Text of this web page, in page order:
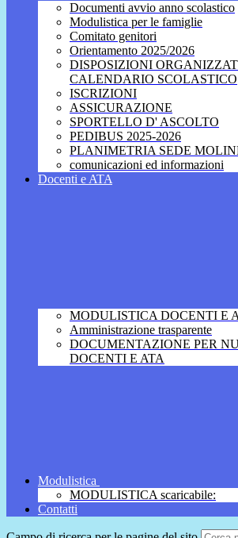
Documenti avvio anno scolastico
Modulistica per le famiglie
Comitato genitori
Orientamento 2025/2026
DISPOSIZIONI
CALENDARIO SCOLASTICO
ISCRIZIONI
ASSICURAZIONE
SPORTELLO D' ASCOLTO
PEDIBUS 2025-2026
PLANIMETRIA SEDE
comunicazioni ed informazioni
Docenti e ATA
MODULISTICA DOCENTI E
Amministrazione trasparente
DOCUMENTAZIONE PER
DOCENTI E ATA
Modulistica
MODULISTICA scaricabile:
Contatti